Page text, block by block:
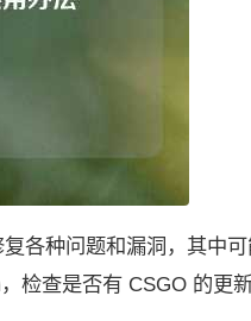
各种问题和漏洞，其中
检查是否有 CSGO 的更